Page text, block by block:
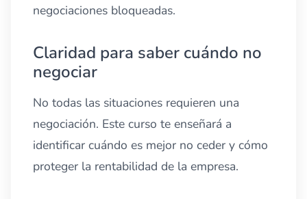
negociaciones bloqueadas.
Claridad para saber cuándo no
negociar
No todas las situaciones requieren una
negociación. Este curso te enseñará a
identificar cuándo es mejor no ceder y cómo
proteger la rentabilidad de la empresa.